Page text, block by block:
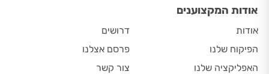
אודות המקצוענים
אודות
הפיקוח שלנו
האפליקציה שלנו
דרושים
פרסם אצלנו
צור קשר